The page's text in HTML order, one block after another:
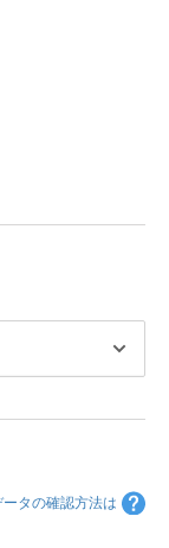
ータの確認方法は